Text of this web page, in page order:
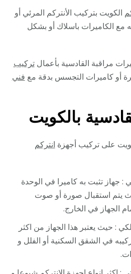
الكويت بتركيب الأنتركم المرئي أو
مع الكاميرات باسلاك أو بشكل
مراقبة القادسية بأعمالتركيب
أو كاميرات التجسس بدقة مع فني
بالكويت
على تركيب أجهزة انتركم
: جهاز تثبت به كاميرا في الوحدة
يتم استقبال صورة أو صوت
الجهاز في الخارج.
: حيث يعتبر هذا الجهاز من اكثر
في الشقق السكنية أو الفلل و